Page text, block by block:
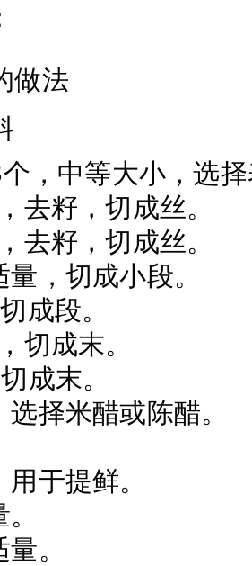
做法
个，中等大小，选
去籽，切成丝。
去籽，切成丝。
量，切成小段。
成段。
切成末。
成末。
择米醋或陈醋。
于提鲜。
量。